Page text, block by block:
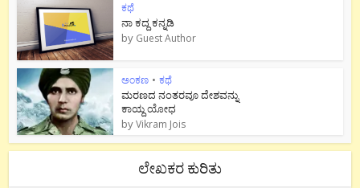
ಕಥೆ
ನಾ ಕದ್ದ ಕನ್ನಡಿ
by Guest Author
ಅಂಕಣ • ಕಥೆ
ಮರಣದ ನಂತರವೂ ದೇಶವನ್ನು
ಕಾಯ್ದ ಯೋಧ
byVikram Jois
ಲೇಖಕರ ಕುರಿತು